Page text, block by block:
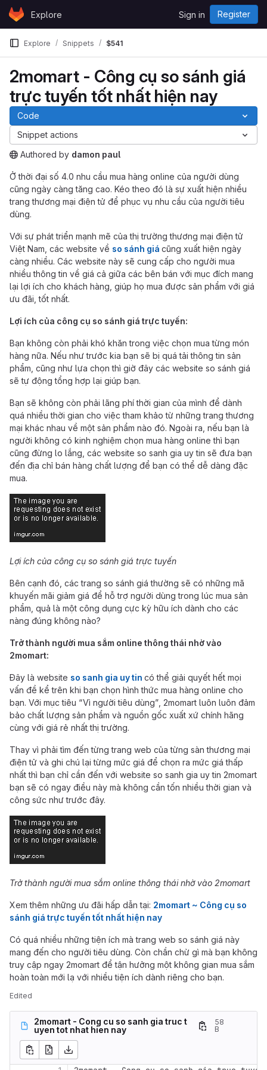
Skip to content
GitLabExplore Sign in Register
Explore Snippets $541
2momart - Công cụ so sánh giá
trực tuyến tốt nhất hiện nay
Code
Snippet actions
The snippet can be accessed without any authentication.
Authored by damon paul
Ở thời đại số 4.0 nhu cầu mua hàng online của người dùng
cũng ngày càng tăng cao. Kéo theo đó là sự xuất hiện nhiều
trang thương mại điện tử để phục vụ nhu cầu của người tiêu
dùng.
Với sự phát triển mạnh mẽ của thị trường thương mại điện tử
Việt Nam, các website về so sánh giá cũng xuất hiện ngày
càng nhiều. Các website này sẽ cung cấp cho người mua
nhiều thông tin về giá cả giữa các bên bán với mục đích mang
lại lợi ích cho khách hàng, giúp họ mua được sản phẩm với giá
ưu đãi, tốt nhất.
Lợi ích của công cụ so sánh giá trực tuyến:
Bạn không còn phải khó khăn trong việc chọn mua từng món
hàng nữa. Nếu như trước kia bạn sẽ bị quá tải thông tin sản
phẩm, cũng như lựa chọn thì giờ đây các website so sánh giá
sẽ tự động tổng hợp lại giúp bạn.
Bạn sẽ không còn phải lãng phí thời gian của mình để dành
quá nhiều thời gian cho việc tham khảo từ những trang thương
mại khác nhau về một sản phẩm nào đó. Ngoài ra, nếu bạn là
người không có kinh nghiệm chọn mua hàng online thì bạn
cũng đừng lo lắng, các website so sanh gia uy tin sẽ đưa bạn
đến địa chỉ bán hàng chất lượng để bạn có thể dễ dàng đặc
mua.
Lợi ích của công cụ so sánh giá trực tuyến
Bên cạnh đó, các trang so sánh giá thường sẽ có những mã
khuyến mãi giảm giá để hỗ trợ người dùng trong lúc mua sản
phẩm, quả là một công dụng cực kỳ hữu ích dành cho các
nàng đúng không nào?
Trở thành người mua sắm online thông thái nhờ vào
2momart:
Đây là website so sanh gia uy tin có thể giải quyết hết mọi
vấn đề kể trên khi bạn chọn hình thức mua hàng online cho
bạn. Với mục tiêu “Vì người tiêu dùng”, 2momart luôn luôn đảm
bảo chất lượng sản phẩm và nguồn gốc xuất xứ chính hãng
cùng với giá rẻ nhất thị trường.
Thay vì phải tìm đến từng trang web của từng sàn thương mại
điện tử và ghi chú lại từng mức giá để chọn ra mức giá thấp
nhất thì bạn chỉ cần đến với website so sanh gia uy tin 2momart
bạn sẽ có ngay điều này mà không cần tốn nhiều thời gian và
công sức như trước đây.
Trở thành người mua sắm online thông thái nhờ vào 2momart
Xem thêm những ưu đãi hấp dẫn tại: 2momart ~ Công cụ so
sánh giá trực tuyến tốt nhất hiện nay
Có quá nhiều những tiện ích mà trang web so sánh giá này
mang đến cho người tiêu dùng. Còn chần chừ gì mà bạn không
truy cập ngay 2momart để tận hưởng một không gian mua sắm
hoàn toàn mới lạ với nhiều tiện ích dành riêng cho bạn.
Edited
2momart - Cong cu so sanh gia truc t
uyen tot nhat hien nay
58
B